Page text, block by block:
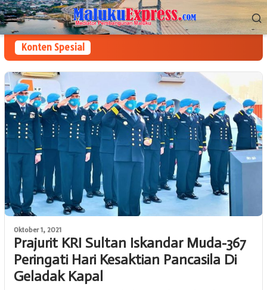
Loncat
ke
konten
Menu
Mobile
Konten Spesial
Oktober 1, 2021
Prajurit KRI Sultan Iskandar Muda-367
Peringati Hari Kesaktian Pancasila Di
Geladak Kapal